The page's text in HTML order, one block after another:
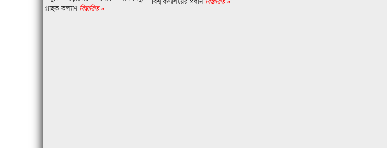
গ্রাহক কল্যাণবিস্তারিত »